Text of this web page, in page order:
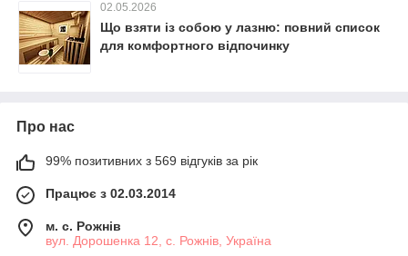
02.05.2026
Що взяти із собою у лазню: повний список
для комфортного відпочинку
Про нас
99% позитивних з 569 відгуків за рік
Працює з 02.03.2014
м. с. Рожнів
вул. Дорошенка 12, с. Рожнів, Україна